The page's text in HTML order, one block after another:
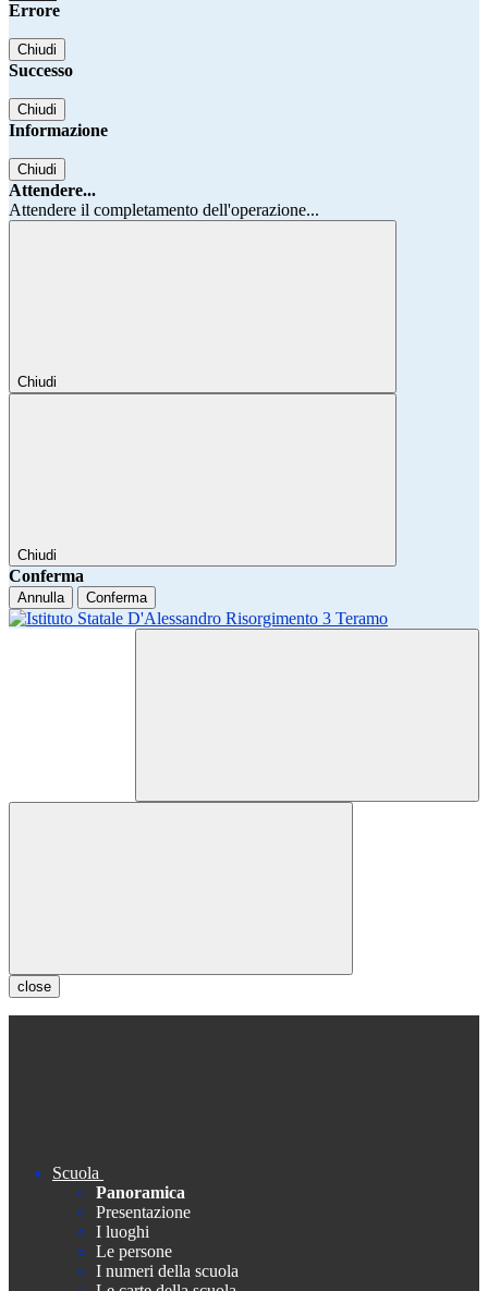
Errore
Chiudi
Successo
Chiudi
Informazione
Chiudi
Attendere...
Attendere il completamento dell'operazione...
Chiudi
Chiudi
Conferma
Annulla Conferma
close
Scuola
Panoramica
Presentazione
I luoghi
Le persone
I numeri della scuola